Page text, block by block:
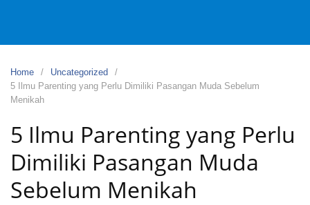
Home
Uncategorized
5 Ilmu Parenting yang Perlu Dimiliki Pasangan Muda Sebelum
Menikah
5 Ilmu Parenting yang Perlu
Dimiliki Pasangan Muda
Sebelum Menikah